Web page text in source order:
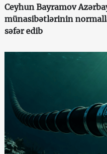
Ceyhun Bayramov
münasibətlərinin
səfər edib